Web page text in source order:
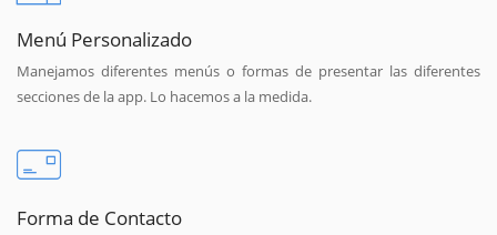
Menú Personalizado
Manejamos diferentes menús o formas de presentar las diferentes
secciones de la app. Lo hacemos a la medida.
Forma de Contacto